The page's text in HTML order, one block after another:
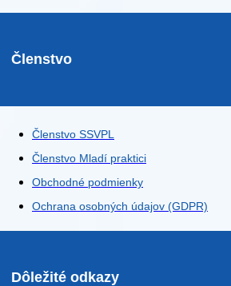
Členstvo
Členstvo SSVPL
Členstvo Mladí praktici
Obchodné podmienky
Ochrana osobných údajov (GDPR)
Dôležité odkazy